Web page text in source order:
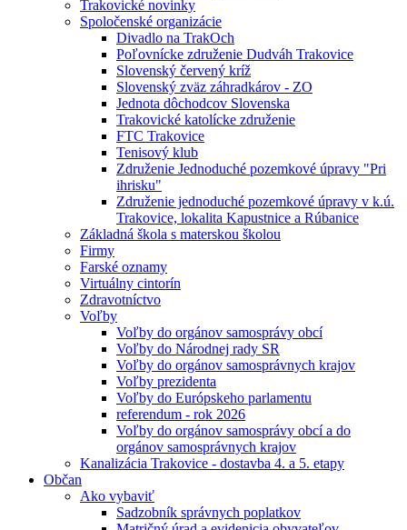
Trakovické novinky
Spoločenské organizácie
Divadlo na TrakOch
Poľovnícke združenie Dudváh Trakovice
Slovenský červený kríž
Slovenský zväz záhradkárov - ZO
Jednota dôchodcov Slovenska
Trakovické katolícke združenie
FTC Trakovice
Tenisový klub
Združenie Jednoduché pozemkové úpravy "Pri
ihrisku"
Združenie jednoduché pozemkové úpravy v k.ú.
Trakovice, lokalita Kapustnice a Rúbanice
Základná škola s materskou školou
Firmy
Farské oznamy
Virtuálny cintorín
Zdravotníctvo
Voľby
Voľby do orgánov samosprávy obcí
Voľby do Národnej rady SR
Voľby do orgánov samosprávnych krajov
Voľby prezidenta
Voľby do Európskeho parlamentu
referendum - rok 2026
Voľby do orgánov samosprávy obcí a do
orgánov samosprávnych krajov
Kanalizácia Trakovice - dostavba 4. a 5. etapy
Občan
Ako vybaviť
Sadzobník správnych poplatkov